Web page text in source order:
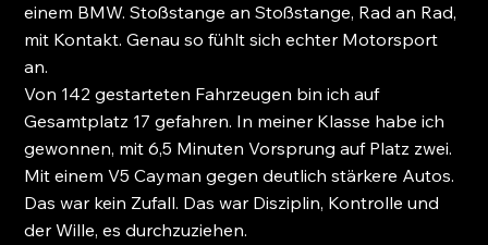
einem BMW. Stoßstange an Stoßstange, Rad an Rad,
mit Kontakt. Genau so fühlt sich echter Motorsport
an.
Von 142 gestarteten Fahrzeugen bin ich auf
Gesamtplatz 17 gefahren. In meiner Klasse habe ich
gewonnen, mit 6,5 Minuten Vorsprung auf Platz zwei.
Mit einem V5 Cayman gegen deutlich stärkere Autos.
Das war kein Zufall. Das war Disziplin, Kontrolle und
der Wille, es durchzuziehen.